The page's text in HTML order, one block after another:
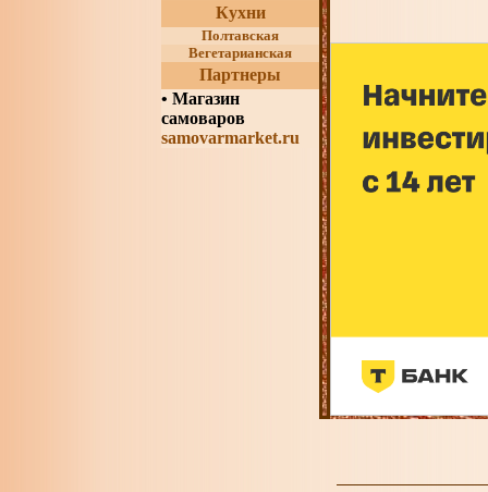
Кухни
Полтавская
Вегетарианская
Партнеры
• Магазин
самоваров
samovarmarket.ru